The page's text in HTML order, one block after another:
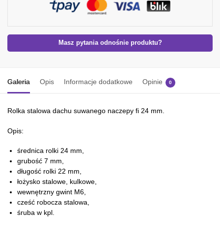
Masz pytania odnośnie produktu?
Galeria Opis Informacje dodatkowe Opinie 0
Rolka stalowa dachu suwanego naczepy fi 24 mm.
Opis:
średnica rolki 24 mm,
grubość 7 mm,
długość rolki 22 mm,
łożysko stalowe, kulkowe,
wewnętrzny gwint M6,
cześć robocza stalowa,
śruba w kpl.